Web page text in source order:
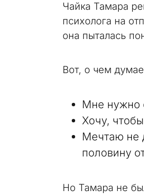
Чайка Тамара
психолога на
она пыталась
Вот, о чем
Мне нужно
Хочу,
Мечтаю не
половину
Но Тамара не